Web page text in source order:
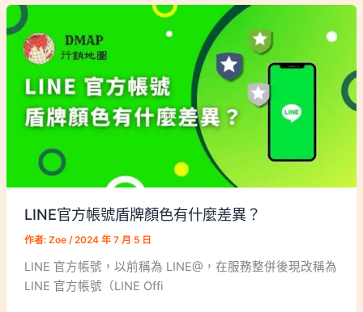
LINE官方帳號盾牌顏色有什麼差異？
作者: Zoe /2024 年 7 月 5 日
LINE 官方帳號，以前稱為 LINE@，在服務整併後現改稱為
LINE 官方帳號（LINE Offi